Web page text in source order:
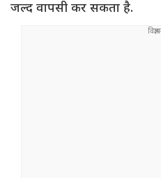
जल्द वापसी कर सकता है.